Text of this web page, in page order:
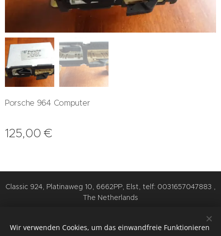
Porsche 964 Computer
125,00 €
Classic 924, Platinaweg 10, 6662PP, Elst, telf: 0031657047883 ,
The Netherlands
Wir verwenden Cookies, um das einwandfreie Funktionieren